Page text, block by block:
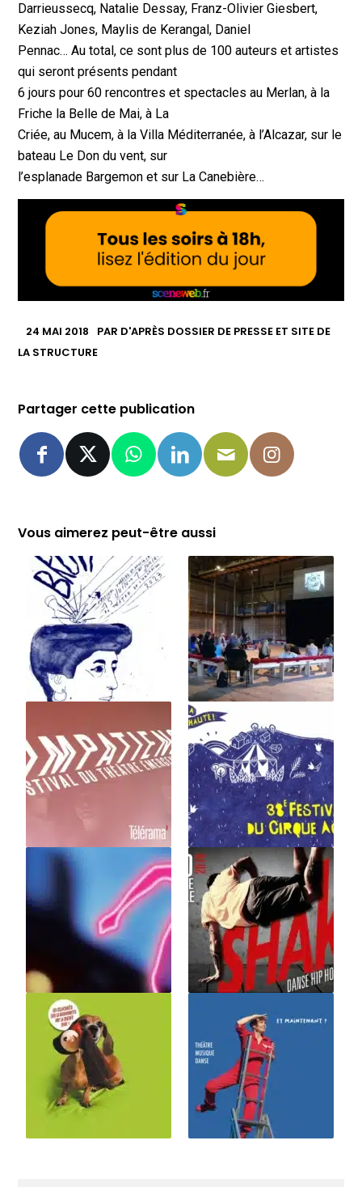
Darrieussecq, Natalie Dessay, Franz-Olivier Giesbert,
Keziah Jones, Maylis de Kerangal, Daniel
Pennac… Au total, ce sont plus de 100 auteurs et artistes
qui seront présents pendant
6 jours pour 60 rencontres et spectacles au Merlan, à la
Friche la Belle de Mai, à La
Criée, au Mucem, à la Villa Méditerranée, à l’Alcazar, sur le
bateau Le Don du vent, sur
l’esplanade Bargemon et sur La Canebière…
24 MAI 2018 PAR D'APRÈS DOSSIER DE PRESSE ET SITE DE
LA STRUCTURE
Partager cette publication
Vous aimerez peut-être aussi